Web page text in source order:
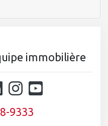
immobilière
9333